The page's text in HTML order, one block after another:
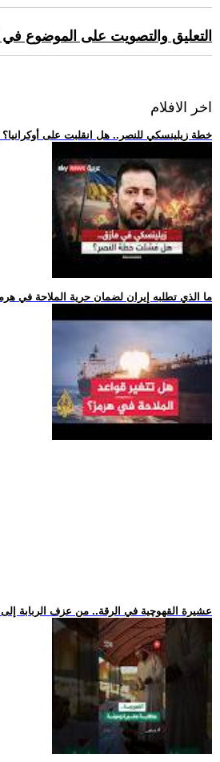
التعليق والتصويت على الموضوع في
اخر الافلام
.. خطة زيلينسكي للنصر.. هل انقلبت على أوكرانيا؟
.. ما الذي تطلبه إيران لضمان حرية الملاحة في
.. عشيرة القهوچية في الرقة.. من عزف الربابة